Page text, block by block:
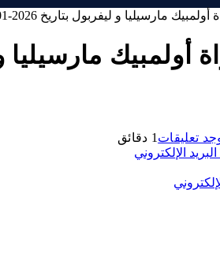
و ليفربول بتاريخ 2026-01-21 في دوري أوروبا, دوري أبطال اوروبا
تعليقات 1 دقائق
البريد الإلكتروني